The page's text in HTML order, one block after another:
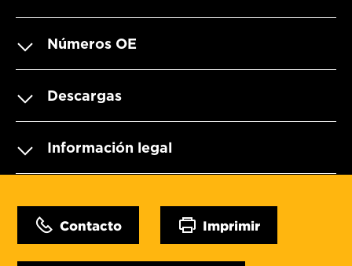
Números OE
Descargas
Información legal
Contacto Imprimir